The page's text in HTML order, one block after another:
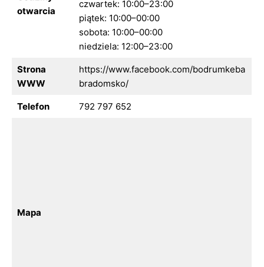
otwarcia
czwartek: 10:00–23:00
piątek: 10:00–00:00
sobota: 10:00–00:00
niedziela: 12:00–23:00
Strona
WWW
https://www.facebook.com/bodrumkeba
bradomsko/
Telefon 792 797 652
Mapa